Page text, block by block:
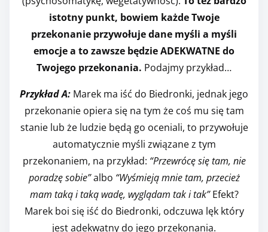
istotny punkt, bowiem każde Twoje
przekonanie przywołuje dane myśli a myśli
emocje a to zawsze będzie ADEKWATNE do
Twojego przekonania. Podajmy przykład…
Przykład A: Marek ma iść do Biedronki, jednak jego
przekonanie opiera się na tym że coś mu się tam
stanie lub że ludzie będą go oceniali, to przywołuje
automatycznie myśli związane z tym
przekonaniem, na przykład: “Przewrócę się tam, nie
poradzę sobie”albo “Wyśmieją mnie tam, przecież
mam taką i taką wadę, wyglądam tak i tak”Efekt?
Marek boi się iść do Biedronki, odczuwa lęk który
jest adekwatny do jego przekonania.